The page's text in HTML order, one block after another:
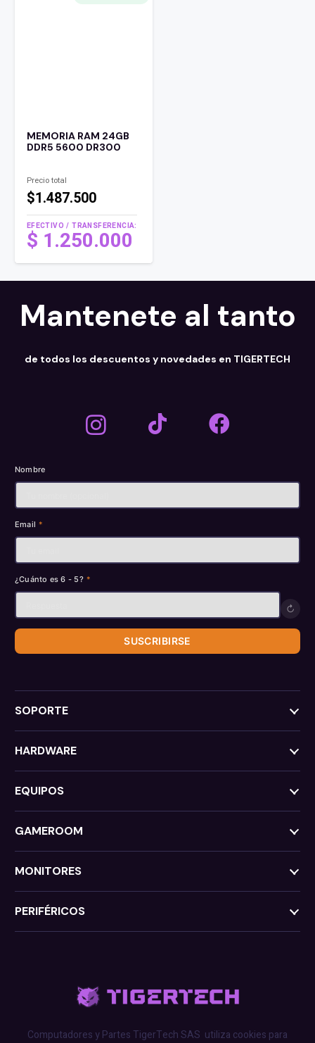
MEMORIA RAM 24GB
DDR5 5600 DR300
Precio total
$1.487.500
EFECTIVO / TRANSFERENCIA:
$ 1.250.000
Mantenete al tanto
de todos los descuentos y novedades en TIGERTECH
Nombre
Email *
¿Cuánto es 6 - 5? *
↻
SUSCRIBIRSE
SOPORTE
HARDWARE
EQUIPOS
GAMEROOM
MONITORES
PERIFÉRICOS
Computadores y Partes TigerTech SAS utiliza cookies para